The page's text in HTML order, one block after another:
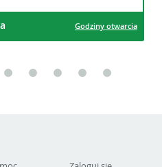
Godziny otwarcia